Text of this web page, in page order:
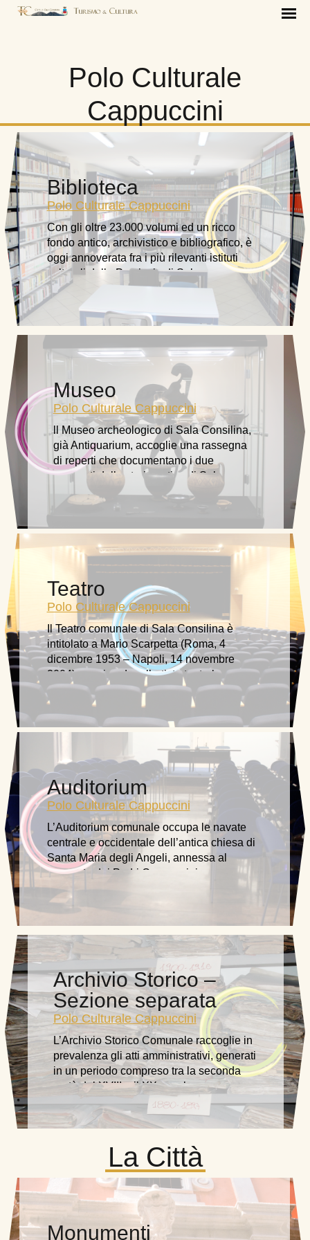
Polo Culturale
Cappuccini
Biblioteca
Polo Culturale Cappuccini
Con gli oltre 23.000 volumi ed un ricco
fondo antico, archivistico e bibliografico, è
oggi annoverata fra i più rilevanti istituti
culturali della Provincia di Salerno.
Museo
Polo Culturale Cappuccini
ll Museo archeologico di Sala Consilina,
già Antiquarium, accoglie una rassegna
di reperti che documentano i due
momenti della storia antica di Sala
conosciuti allo stato attuale della ricerca
archeologica.
Teatro
Polo Culturale Cappuccini
Il Teatro comunale di Sala Consilina è
intitolato a Mario Scarpetta (Roma, 4
dicembre 1953 – Napoli, 14 novembre
2004), per ricordare l’artista teatrale e
cinematografico italiano ….
Auditorium
Polo Culturale Cappuccini
L’Auditorium comunale occupa le navate
centrale e occidentale dell’antica chiesa di
Santa Maria degli Angeli, annessa al
convento dei Padri Cappuccini.
Archivio Storico –
Sezione separata
Polo Culturale Cappuccini
L’Archivio Storico Comunale raccoglie in
prevalenza gli atti amministrativi, generati
in un periodo compreso tra la seconda
metà del XVIII e il XX secolo
La Città
Monumenti